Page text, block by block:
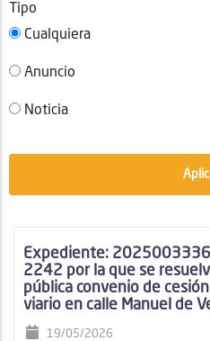
Tipo
Cualquiera
Anuncio
Noticia
Expediente:
2242 por la que se
pública convenio de
viario en calle Manuel de
19/05/2026